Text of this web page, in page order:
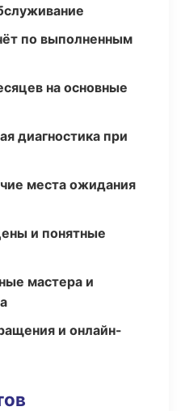
по выполненным
на основные
диагностика при
места ожидания
и понятные
мастера и
и онлайн-